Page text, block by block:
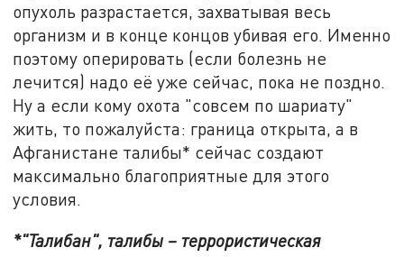
опухоль разрастается, захватывая весь
организм и в конце концов убивая его. Именно
поэтому оперировать (если болезнь не
лечится) надо её уже сейчас, пока не поздно.
Ну а если кому охота "совсем по шариату"
жить, то пожалуйста: граница открыта, а в
Афганистане талибы* сейчас создают
максимально благоприятные для этого
условия.
*"Талибан", талибы – террористическая